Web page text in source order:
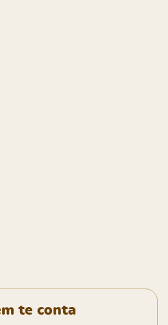
te conta